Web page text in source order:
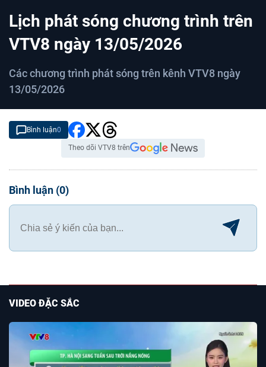
u
e
n
u
t
i
n
Lịch phát sóng chương trình trên
VTV8 ngày 13/05/2026
Các chương trình phát sóng trên kênh VTV8 ngày
13/05/2026
Bình luận0
Theo dõi VTV8 trên
Bình luận (0)
VIDEO ĐẶC SẮC